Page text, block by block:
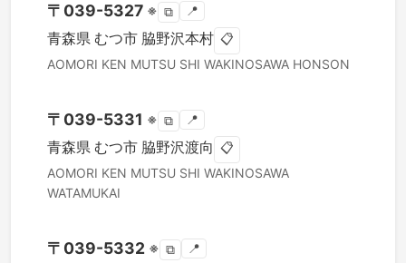
〒 039-5327 ※ ⧉ 📍
青森県 むつ市 脇野沢本村 📋
AOMORI KEN MUTSU SHI WAKINOSAWA HONSON
〒 039-5331 ※ ⧉ 📍
青森県 むつ市 脇野沢渡向 📋
AOMORI KEN MUTSU SHI WAKINOSAWA
WATAMUKAI
〒 039-5332 ※ ⧉ 📍